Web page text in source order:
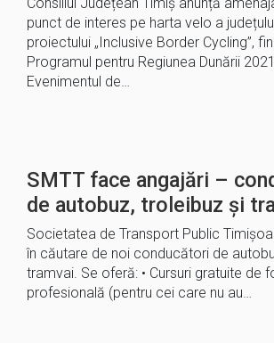
punct de interes pe harta velo a
proiectului „Inclusive Border Cycling”,
Programul pentru Regiunea Dunării
Evenimentul de…
SMTT face angajări –
de autobuz, troleibuz și
Societatea de Transport Public
în căutare de noi conducători de
tramvai. Se oferă: • Cursuri gratuite de
profesională (pentru cei care nu au…